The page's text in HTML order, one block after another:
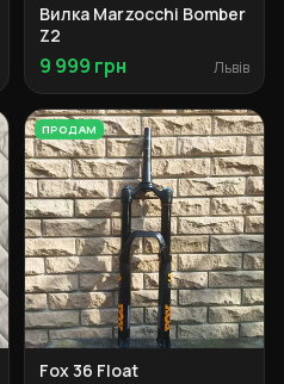
Вилка Marzocchi Bomber
Z2
9 999 грн Львів
ПРОДАМ
Fox 36 Float